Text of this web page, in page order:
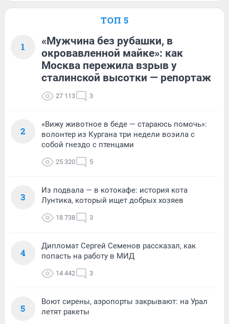
ТОП 5
1
«Мужчина без рубашки, в
окровавленной майке»: как
Москва пережила взрыв у
сталинской высотки — репортаж
27 113 3
2
«Вижу животное в беде — стараюсь помочь»:
волонтер из Кургана три недели возила с
собой гнездо с птенцами
25 320 5
3
Из подвала — в котокафе: история кота
Лунтика, который ищет добрых хозяев
18 738 3
4
Дипломат Сергей Семенов рассказал, как
попасть на работу в МИД
14 442 3
5
Воют сирены, аэропорты закрывают: на Урал
летят ракеты